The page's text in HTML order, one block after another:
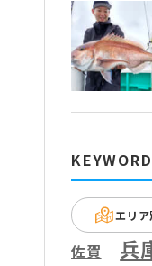
KEYWORD
エリア
佐賀 兵